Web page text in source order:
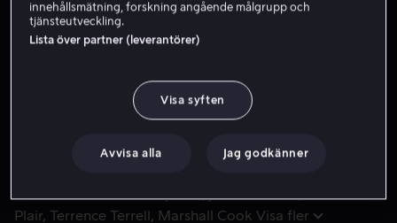
Se trailer
Bästa vännerna Nick och Will samt NFL-spelarna
Bästa vännerna Nick och Will samt NFL-spelarna
Marquis och Corey ger sig ut på fisketur i mexikanska
golfen utanför Floridas kust. När de försöker lossa ett
fastnat ankare inför en storm kapsejsar båten och
Plair Terrence Terrell Marshall Cook Visa fler
innehållsmätning, forskning angående målgrupp och
tjänsteutveckling.
Lista över partner (leverantörer)
Visa syften
Avvisa alla Jag godkänner